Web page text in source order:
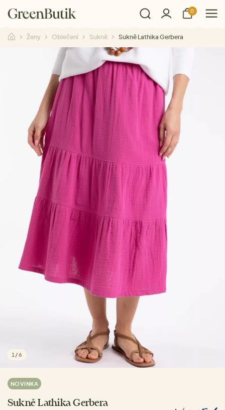
0
Ženy Oblečení Sukně Sukně Lathika Gerbera
1 /6
NOVINKA
Sukně Lathika Gerbera